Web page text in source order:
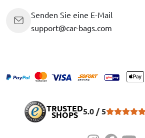
Senden Sie eine E-Mail
support@car-bags.com
TRUSTED
SHOPS 5.0 / 5